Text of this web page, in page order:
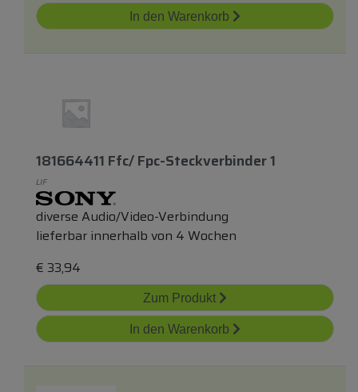
In den Warenkorb
181664411 Ffc/ Fpc-Steckverbinder 1
LIF
diverse Audio/Video-Verbindung
lieferbar innerhalb von 4 Wochen
€ 33,94
Zum Produkt
In den Warenkorb